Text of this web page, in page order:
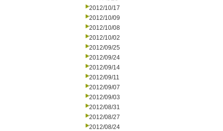
2012/10/17
2012/10/09
2012/10/08
2012/10/02
2012/09/25
2012/09/24
2012/09/14
2012/09/11
2012/09/07
2012/09/03
2012/08/31
2012/08/27
2012/08/24